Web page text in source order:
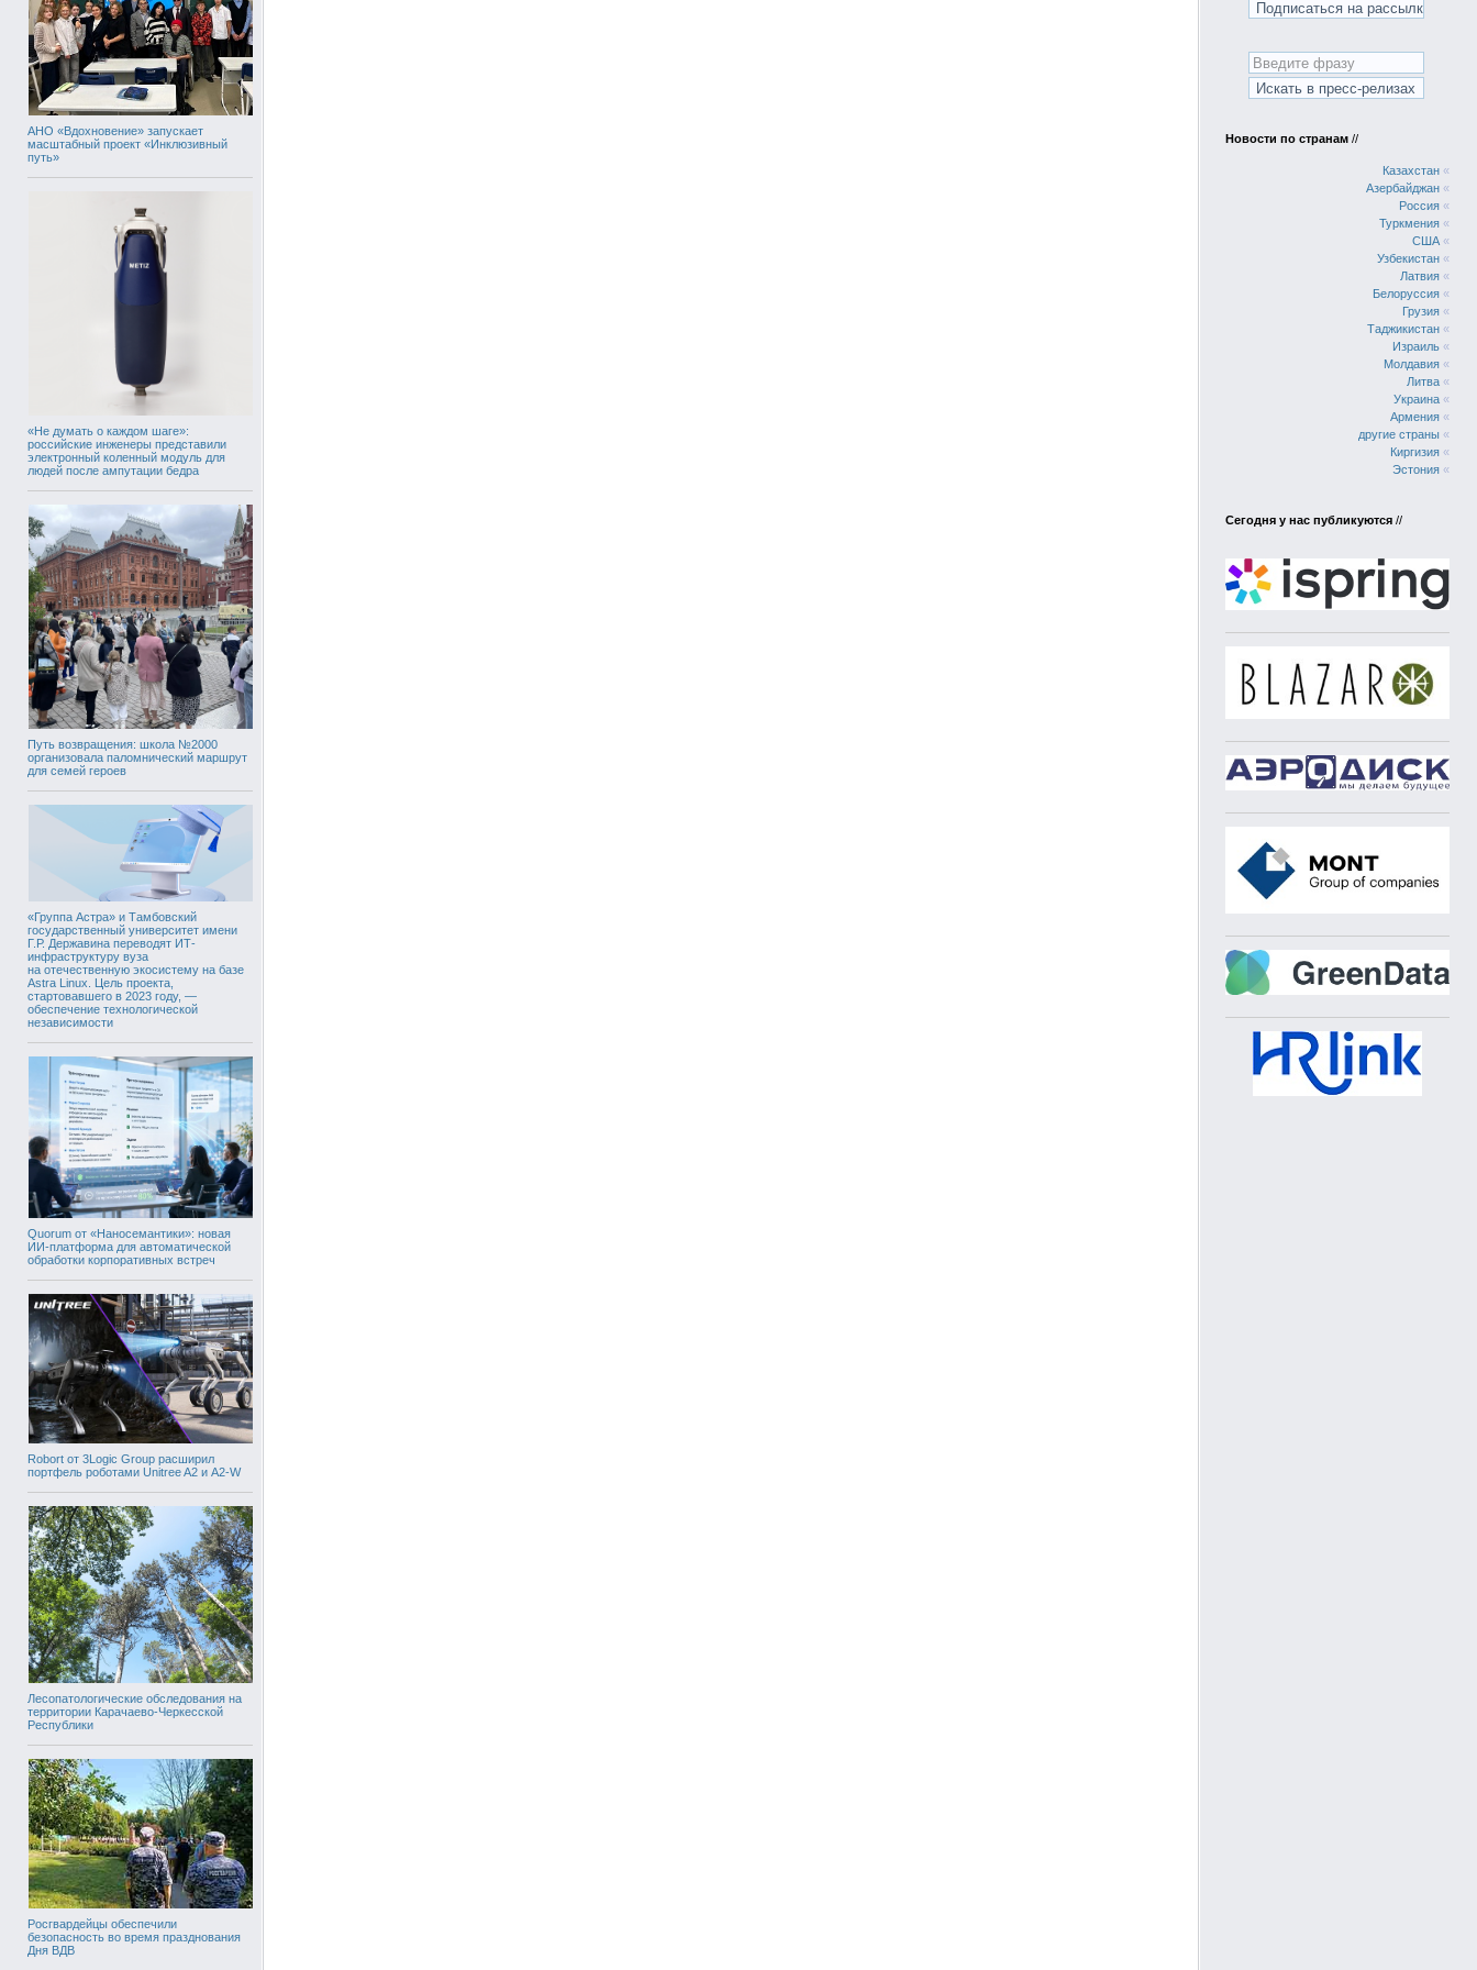
АНО «Вдохновение» запускает
масштабный проект «Инклюзивный
путь»
«Не думать о каждом шаге»:
российские инженеры представили
электронный коленный модуль для
людей после ампутации бедра
Путь возвращения: школа №2000
организовала паломнический маршрут
для семей героев
«Группа Астра» и Тамбовский
государственный университет имени
Г.Р. Державина переводят ИТ-
инфраструктуру вуза
на отечественную экосистему на базе
Astra Linux. Цель проекта,
стартовавшего в 2023 году, —
обеспечение технологической
независимости
Quorum от «Наносемантики»: новая
ИИ-платформа для автоматической
обработки корпоративных встреч
Robort от 3Logic Group расширил
портфель роботами Unitree A2 и A2-W
Лесопатологические обследования на
территории Карачаево-Черкесской
Республики
Росгвардейцы обеспечили
безопасность во время празднования
Дня ВДВ
Новости по странам //
Казахстан «
Азербайджан «
Россия «
Туркмения «
США «
Узбекистан «
Латвия «
Белоруссия «
Грузия «
Таджикистан «
Израиль «
Молдавия «
Литва «
Украина «
Армения «
другие страны «
Киргизия «
Эстония «
Сегодня у нас публикуются //